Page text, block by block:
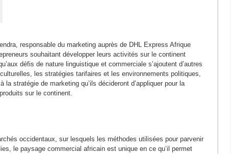
responsable du marketing auprès de DHL Express Afrique
souhaitant développer leurs activités sur le continent
défis de nature linguistique et commerciale s’ajoutent d’autres
les stratégies tarifaires et les environnements politiques,
la stratégie de marketing qu’ils décideront d’appliquer pour la
sur le continent.
occidentaux, sur lesquels les méthodes utilisées pour parvenir
le paysage commercial africain est unique en ce qu’il permet